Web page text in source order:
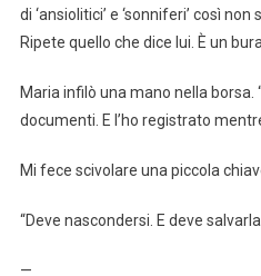
di ‘ansiolitici’ e ‘sonniferi’ così
Ripete quello che dice lui. È un
Maria infilò una mano nella borsa.
documenti. E l’ho registrato
Mi fece scivolare una piccola
“Deve nascondersi. E deve
—